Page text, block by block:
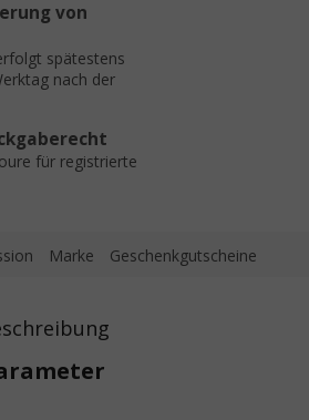
von
spätestens
nach der
für registrierte
Marke Geschenkgutscheine